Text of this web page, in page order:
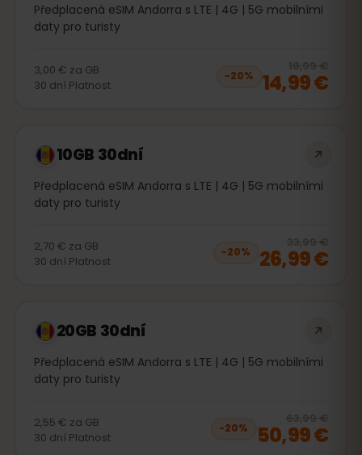
Předplacená eSIM Andorra s LTE | 4G | 5G mobilními
daty pro turisty
3,00 € za GB
30 dní Platnost
−20%
18,99 €
14,99 €
10GB 30dní
Předplacená eSIM Andorra s LTE | 4G | 5G mobilními
daty pro turisty
2,70 € za GB
30 dní Platnost
−20%
33,99 €
26,99 €
20GB 30dní
Předplacená eSIM Andorra s LTE | 4G | 5G mobilními
daty pro turisty
2,55 € za GB
30 dní Platnost
−20%
63,99 €
50,99 €